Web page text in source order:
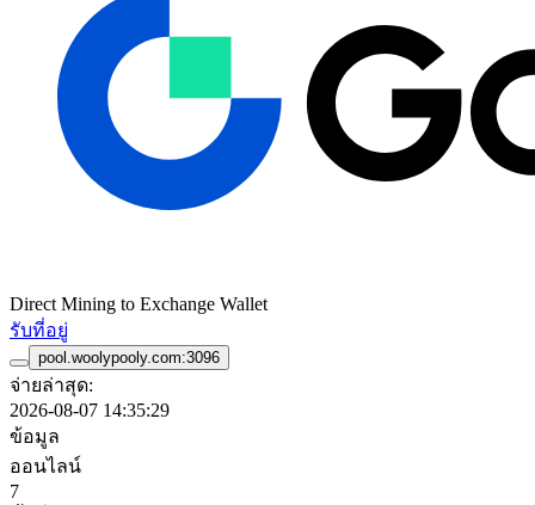
Direct Mining to Exchange Wallet
รับที่อยู่
pool.woolypooly.com:3096
จ่ายล่าสุด:
2026-08-07 14:35:29
ข้อมูล
ออนไลน์
7